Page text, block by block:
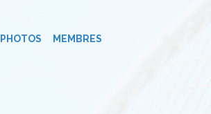
PHOTOS MEMBRES